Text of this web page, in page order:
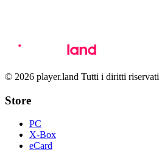
© 2026 player.land Tutti i diritti riservati
Store
PC
X-Box
eCard